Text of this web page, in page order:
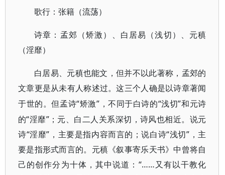
歌行：张籍（流荡）
诗章：孟郊（矫激）、白居易（浅切）、元稹
（淫靡）
白居易、元稹也能文，但并不以此著称，孟郊的
文章更是从未有人称述过。这三个人确是以诗章著闻
于世的。但孟诗“矫激”，不同于白诗的“浅切”和元诗
的“淫靡”；元、白二人关系深切，诗风也相近。说元
诗“淫靡”，主要是指内容而言的；说白诗“浅切”，主
要是指形式而言的。元稹《叙事寄乐天书》中曾将自
己的创作分为十体，其中说道：“……又有以干教化